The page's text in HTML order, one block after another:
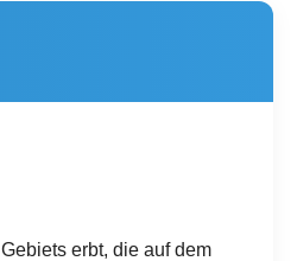
erbt, die auf dem